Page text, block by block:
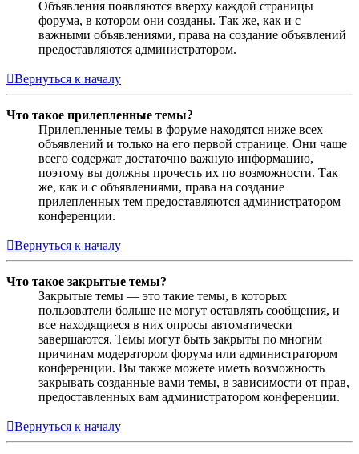
Объявления появляются вверху каждой страницы
форума, в котором они созданы. Так же, как и с
важными объявлениями, права на создание объявлений
предоставляются администратором.
Вернуться к началу
Что такое прилепленные темы?
Прилепленные темы в форуме находятся ниже всех
объявлений и только на его первой странице. Они чаще
всего содержат достаточно важную информацию,
поэтому вы должны прочесть их по возможности. Так
же, как и с объявлениями, права на создание
прилепленных тем предоставляются администратором
конференции.
Вернуться к началу
Что такое закрытые темы?
Закрытые темы — это такие темы, в которых
пользователи больше не могут оставлять сообщения, и
все находящиеся в них опросы автоматически
завершаются. Темы могут быть закрыты по многим
причинам модератором форума или администратором
конференции. Вы также можете иметь возможность
закрывать созданные вами темы, в зависимости от прав,
предоставленных вам администратором конференции.
Вернуться к началу